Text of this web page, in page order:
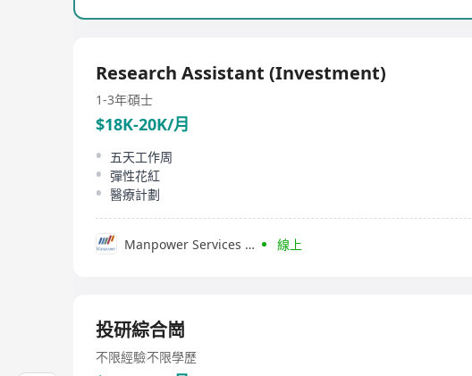
Research Assistant (Investment)
1-3年碩士
$18K-20K/月
五天工作周
彈性花紅
醫療計劃
Manpower Services (Hong Kong) Limited 線上
投研綜合崗
不限經驗不限學歷